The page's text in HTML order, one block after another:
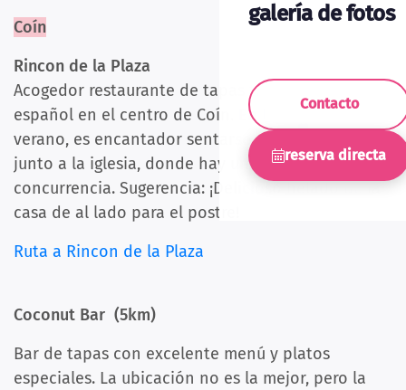
galería de fotos
Contacto
reserva directa
Coín
Rincon de la Plaza
Acogedor restaurante de tapas típicamente
español en el centro de Coín. En las noches de
verano, es encantador sentarse en la terraza
junto a la iglesia, donde hay una animada
concurrencia. Sugerencia: ¡Delicioso helado de la
casa de al lado para el postre!
Ruta a Rincon de la Plaza
Coconut Bar (5km)
Bar de tapas con excelente menú y platos
especiales. La ubicación no es la mejor, pero la